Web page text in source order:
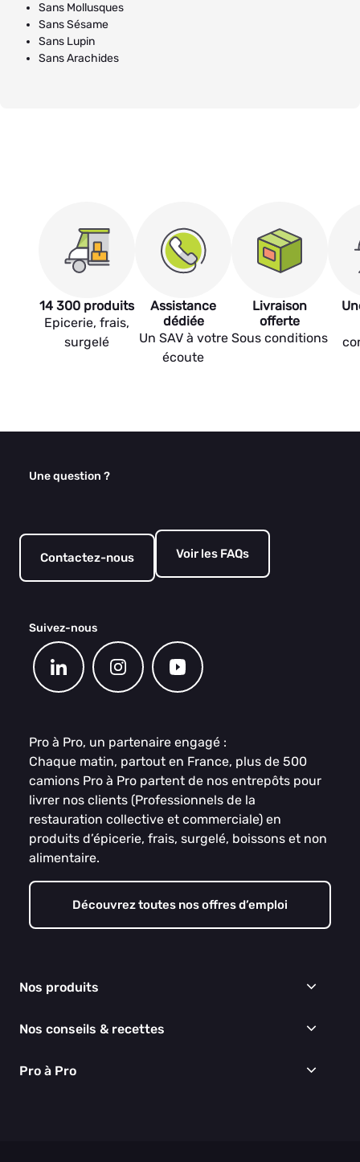
Sans Mollusques
Sans Sésame
Sans Lupin
Sans Arachides
14 300 produits
Epicerie, frais,
surgelé
Assistance
dédiée
Un SAV à votre
écoute
Livraison
offerte
Sous conditions
Une question ?
Contactez-nous Voir les FAQs
Suivez-nous
Pro à Pro, un partenaire engagé :
Chaque matin, partout en France, plus de 500
camions Pro à Pro partent de nos entrepôts pour
livrer nos clients (Professionnels de la
restauration collective et commerciale) en
produits d’épicerie, frais, surgelé, boissons et non
alimentaire.
Découvrez toutes nos offres d’emploi
Nos produits
Épicerie
Boissons
Nos conseils & recettes
Recettes
Pro à Pro